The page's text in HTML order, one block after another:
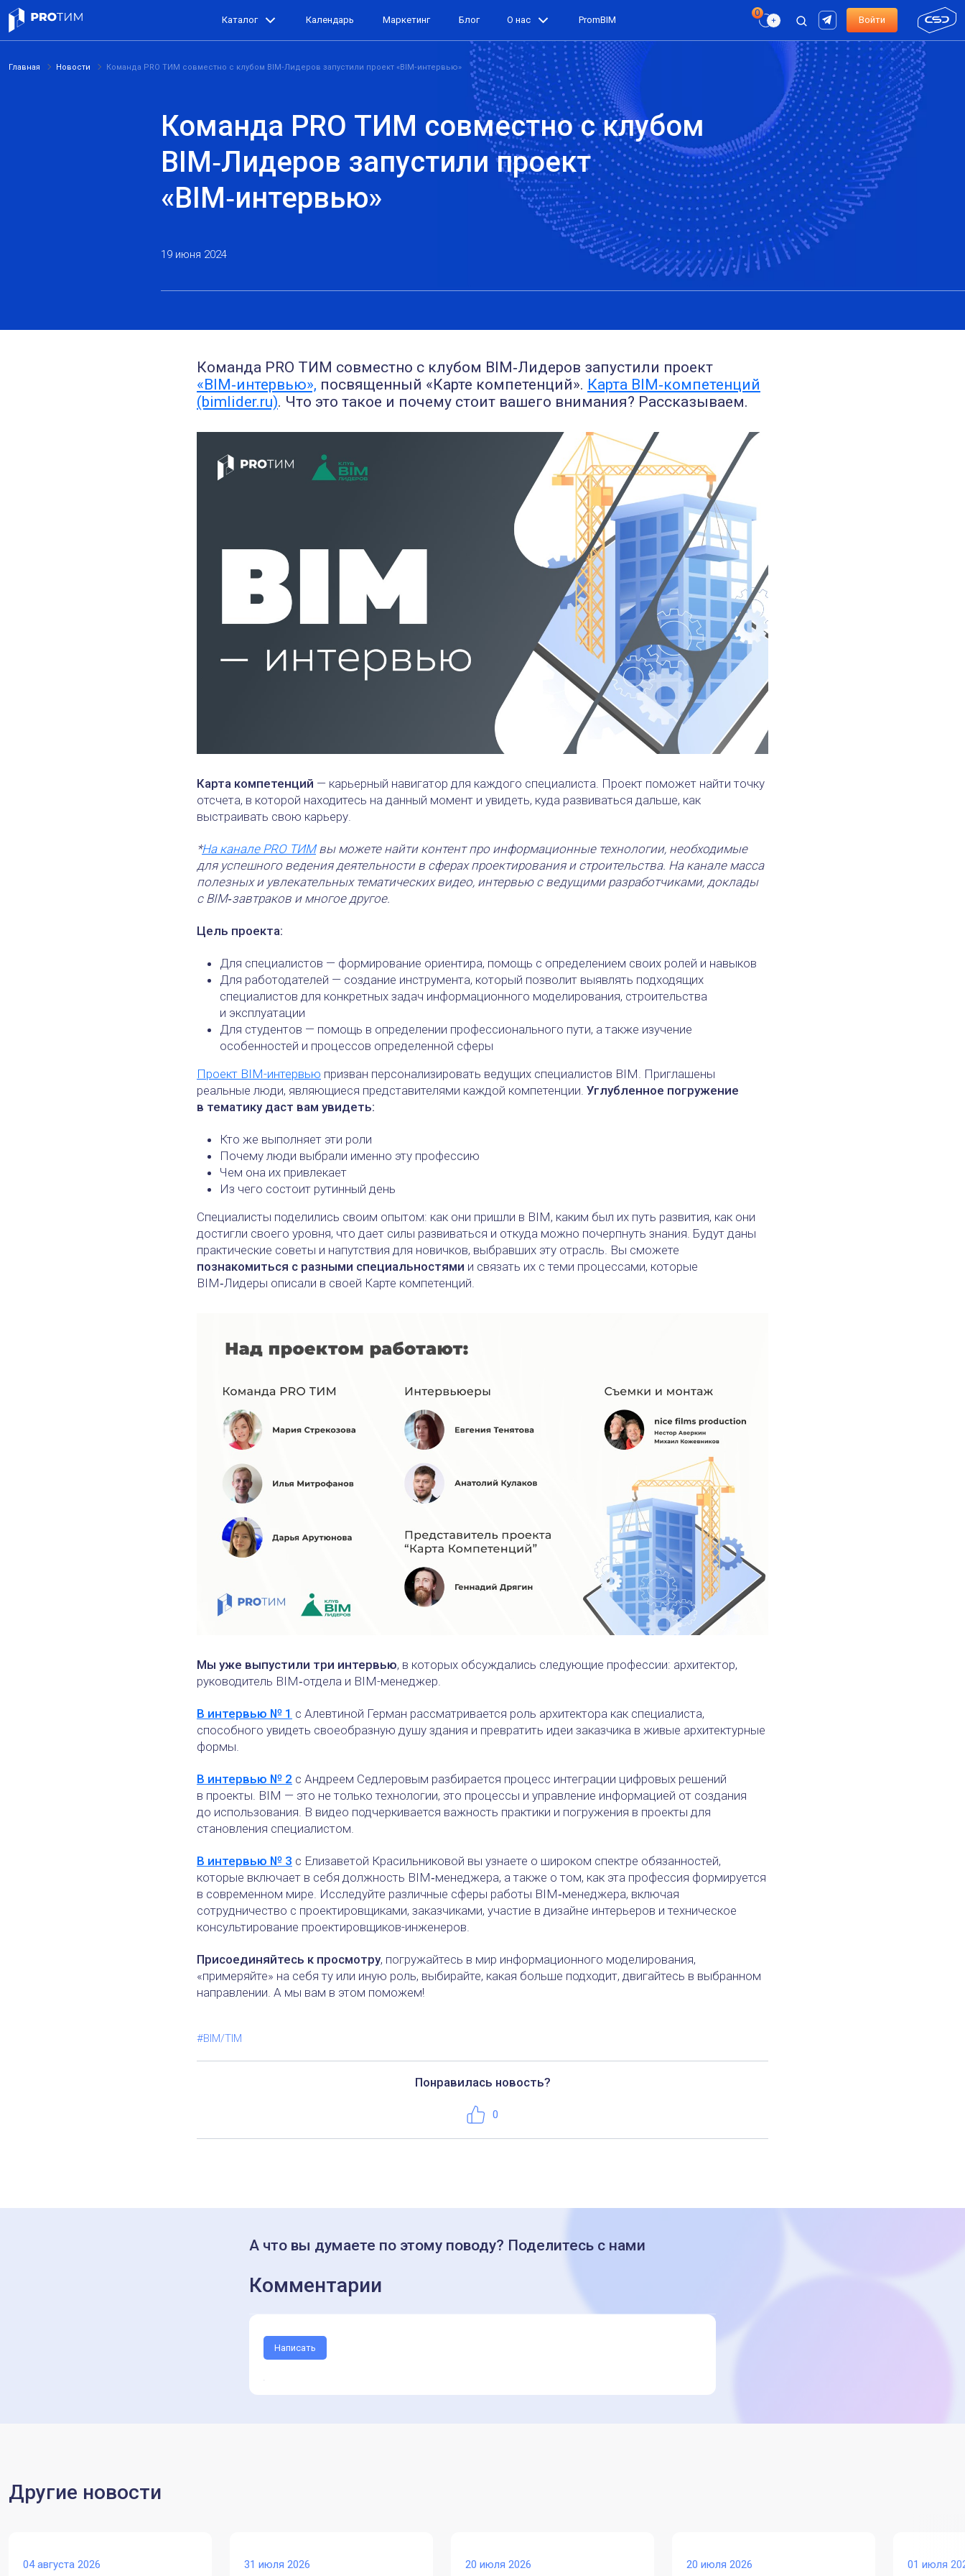
Каталог Календарь Маркетинг Блог О нас PromBIM Войти
Главная Новости Команда PRO ТИМ совместно с клубом BIM‑Лидеров запустили проект «BIM‑интервью»
Команда PRO ТИМ совместно с клубом
BIM‑Лидеров запустили проект
«BIM‑интервью»
19 июня 2024
Команда PRO ТИМ совместно с клубом BIM‑Лидеров запустили проект
«BIM‑интервью», посвященный «Карте компетенций». Карта BIM‑компетенций
(bimlider.ru). Что это такое и почему стоит вашего внимания? Рассказываем.
Карта компетенций — карьерный навигатор для каждого специалиста. Проект поможет найти точку
отсчета, в которой находитесь на данный момент и увидеть, куда развиваться дальше, как
выстраивать свою карьеру.
*На канале PRO ТИМвы можете найти контент про информационные технологии, необходимые
для успешного ведения деятельности в сферах проектирования и строительства. На канале масса
полезных и увлекательных тематических видео, интервью с ведущими разработчиками, доклады
с BIM‑завтраков и многое другое.
Цель проекта:
Для специалистов — формирование ориентира, помощь с определением своих ролей и навыков
Для работодателей — создание инструмента, который позволит выявлять подходящих
специалистов для конкретных задач информационного моделирования, строительства
и эксплуатации
Для студентов — помощь в определении профессионального пути, а также изучение
особенностей и процессов определенной сферы
Проект BIM-интервью призван персонализировать ведущих специалистов BIM. Приглашены
реальные люди, являющиеся представителями каждой компетенции. Углубленное погружение
в тематику даст вам увидеть:
Кто же выполняет эти роли
Почему люди выбрали именно эту профессию
Чем она их привлекает
Из чего состоит рутинный день
Специалисты поделились своим опытом: как они пришли в BIM, каким был их путь развития, как они
достигли своего уровня, что дает силы развиваться и откуда можно почерпнуть знания. Будут даны
практические советы и напутствия для новичков, выбравших эту отрасль. Вы сможете
познакомиться с разными специальностями и связать их с теми процессами, которые
BIM‑Лидеры описали в своей Карте компетенций.
Мы уже выпустили три интервью, в которых обсуждались следующие профессии: архитектор,
руководитель BIM‑отдела и BIM-менеджер.
В интервью № 1 с Алевтиной Герман рассматривается роль архитектора как специалиста,
способного увидеть своеобразную душу здания и превратить идеи заказчика в живые архитектурные
формы.
В интервью № 2 с Андреем Седлеровым разбирается процесс интеграции цифровых решений
в проекты. BIM — это не только технологии, это процессы и управление информацией от создания
до использования. В видео подчеркивается важность практики и погружения в проекты для
становления специалистом.
В интервью № 3 с Елизаветой Красильниковой вы узнаете о широком спектре обязанностей,
которые включает в себя должность BIM‑менеджера, а также о том, как эта профессия формируется
в современном мире. Исследуйте различные сферы работы BIM‑менеджера, включая
сотрудничество с проектировщиками, заказчиками, участие в дизайне интерьеров и техническое
консультирование проектировщиков-инженеров.
Присоединяйтесь к просмотру, погружайтесь в мир информационного моделирования,
«примеряйте» на себя ту или иную роль, выбирайте, какая больше подходит, двигайтесь в выбранном
направлении. А мы вам в этом поможем!
#BIM/TIM
Понравилась новость?
Нравится
0
А что вы думаете по этому поводу? Поделитесь с нами
Комментарии
Написать
Другие новости
04 августа 2026 31 июля 2026 20 июля 2026 20 июля 2026 01 июля